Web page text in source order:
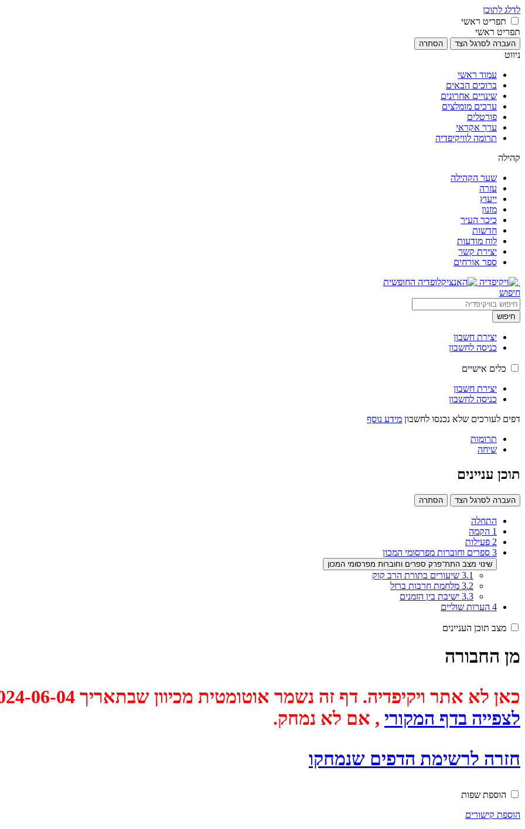
לדלג לתוכן
תפריט ראשי
תפריט ראשי
העברה לסרגל הצד הסתרה
ניווט
עמוד ראשי
ברוכים הבאים
שינויים אחרונים
ערכים מומלצים
פורטלים
ערך אקראי
תרומה לוויקיפדיה
קהילה
שער הקהילה
עזרה
ייעוץ
מזנון
כיכר העיר
חדשות
לוח מודעות
יצירת קשר
ספר אורחים
חיפוש
חיפוש
יצירת חשבון
כניסה לחשבון
כלים אישיים
יצירת חשבון
כניסה לחשבון
דפים לעורכים שלא נכנסו לחשבון מידע נוסף
תרומות
שיחה
תוכן עניינים
העברה לסרגל הצד הסתרה
התחלה
1 הקמה
2 פעילות
3 ספרים וחוברות מפרסומי המכון
שינוי מצב התת־פרק ספרים וחוברות מפרסומי המכון
3.1 שיעורים בתורת הרב קוק
3.2 מלחמת חרבות ברזל
3.3 ישיבת בין הזמנים
4 הערות שוליים
מצב תוכן העניינים
מן החבורה
כאן לא אתר ויקיפדיה. דף זה נשמר אוטומטית מכיוון שבתאריך 2024-06-04 התקיים דיון האם למחוק אותו.
לצפייה בדף המקורי , אם לא נמחק.
חזרה לרשימת הדפים שנמחקו
הוספת שפות
הוספת קישורים